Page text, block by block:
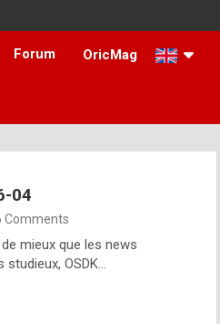
Forum OricMag
04
Comments
mieux que les news
studieux, OSDK…